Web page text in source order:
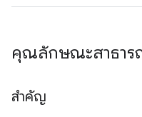
คุณลักษณะสาธาร
สำคัญ